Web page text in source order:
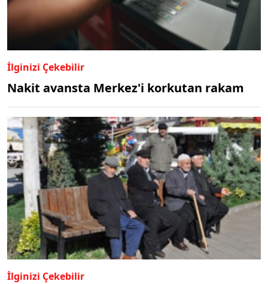
İlginizi Çekebilir
Nakit avansta Merkez'i korkutan rakam
İlginizi Çekebilir